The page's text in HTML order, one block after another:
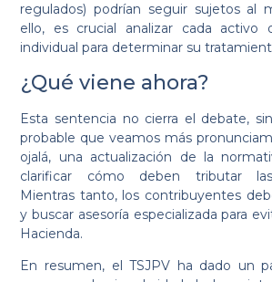
regulados) podrían seguir sujetos al
ello, es crucial analizar cada activo
individual para determinar su
¿Qué viene ahora?
Esta sentencia no cierra el debate,
probable que veamos más
ojalá, una actualización de la
clarificar cómo deben tributar las
Mientras tanto, los contribuyentes
y buscar asesoría especializada para
Hacienda.
En resumen, el TSJPV ha dado un